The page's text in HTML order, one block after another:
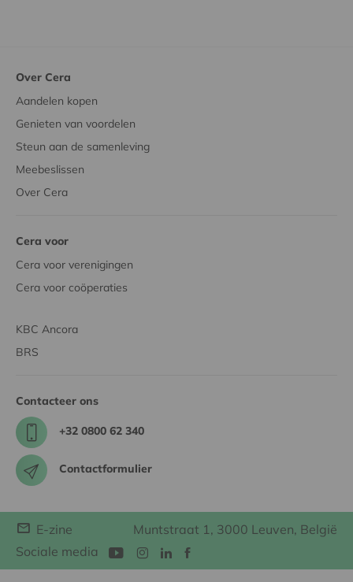
Over Cera
Aandelen kopen
Genieten van voordelen
Steun aan de samenleving
Meebeslissen
Over Cera
Cera voor
Cera voor verenigingen
Cera voor coöperaties
KBC Ancora
BRS
Contacteer ons
+32 0800 62 340
Contactformulier
E-zine
Muntstraat 1, 3000 Leuven, België
Sociale media